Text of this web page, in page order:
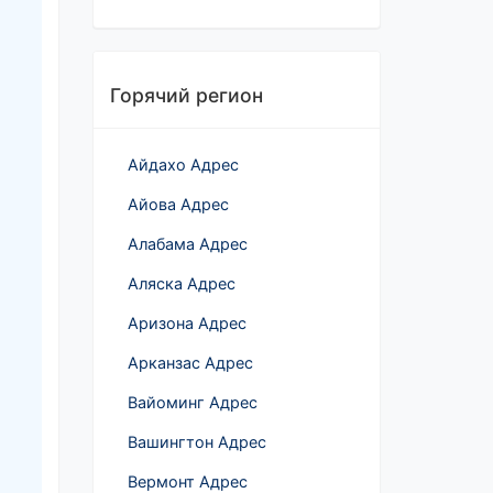
Горячий регион
Айдахо Адрес
Айова Адрес
Алабама Адрес
Аляска Адрес
Аризона Адрес
Арканзас Адрес
Вайоминг Адрес
Вашингтон Адрес
Вермонт Адрес